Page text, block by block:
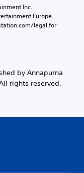
Inc.
Europe.
legal for
by Annapurna
rights reserved.